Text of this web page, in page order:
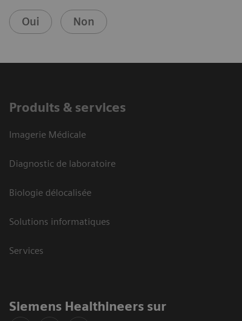
Oui Non
Produits & services
Imagerie Médicale
Diagnostic de laboratoire
Biologie délocalisée
Solutions informatiques
Services
Siemens Healthineers sur